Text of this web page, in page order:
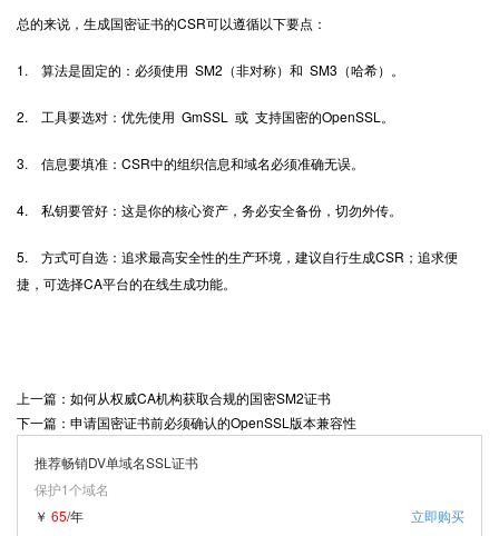
总的来说，生成国密证书的CSR可以遵循以下要点：
1. 算法是固定的：必须使用 SM2（非对称）和 SM3（哈希）。
2. 工具要选对：优先使用 GmSSL 或 支持国密的OpenSSL。
3. 信息要填准：CSR中的组织信息和域名必须准确无误。
4. 私钥要管好：这是你的核心资产，务必安全备份，切勿外传。
5. 方式可自选：追求最高安全性的生产环境，建议自行生成CSR；追求便
捷，可选择CA平台的在线生成功能。
上一篇：如何从权威CA机构获取合规的国密SM2证书
下一篇：申请国密证书前必须确认的OpenSSL版本兼容性
推荐畅销DV单域名SSL证书
保护1个域名
立即购买
￥ 65/年